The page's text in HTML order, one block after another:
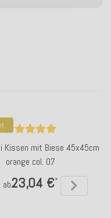
Kissen mit Biese 45x45cm
orange col. 07
ab23,04 €*